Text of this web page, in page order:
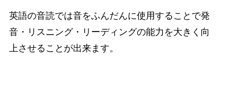
英語の音読では音をふんだんに使用することで発
音・リスニング・リーディングの能力を大きく向
上させることが出来ます。